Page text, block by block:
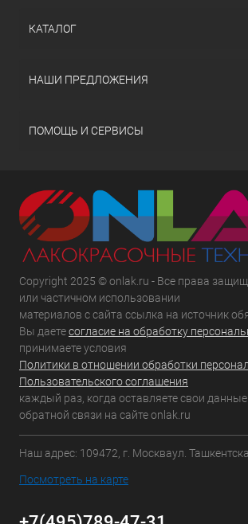
КАТАЛОГ
НАШИ ПРЕДЛОЖЕНИЯ
ПОМОЩЬ И СЕРВИСЫ
Copyright 2025 © onlak.ru - Все права
или частичном использовании
материалов с сайта ссылка на источник
Вы даетесогласие на обработку
принимаете условия
Политики в отношении обработки
Пользовательского соглашения
каждый раз, когда оставляете свои
обратной связи на сайте onlak.ru
Наш адрес: 109472, г. Москваул.
Посмотреть на карте